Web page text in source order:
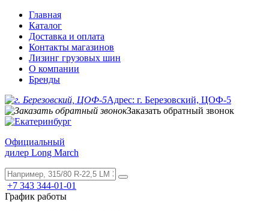
Главная
Каталог
Доставка и оплата
Контакты магазинов
Лизинг грузовых шин
О компании
Бренды
Адрес: г. Березовский, ЦОФ-5
Заказать обратный звонок
Официальный
дилер Long March
+7 343 344-01-01
График работы